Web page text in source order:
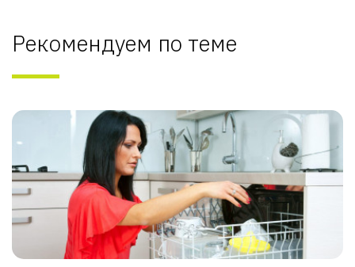
Рекомендуем по теме